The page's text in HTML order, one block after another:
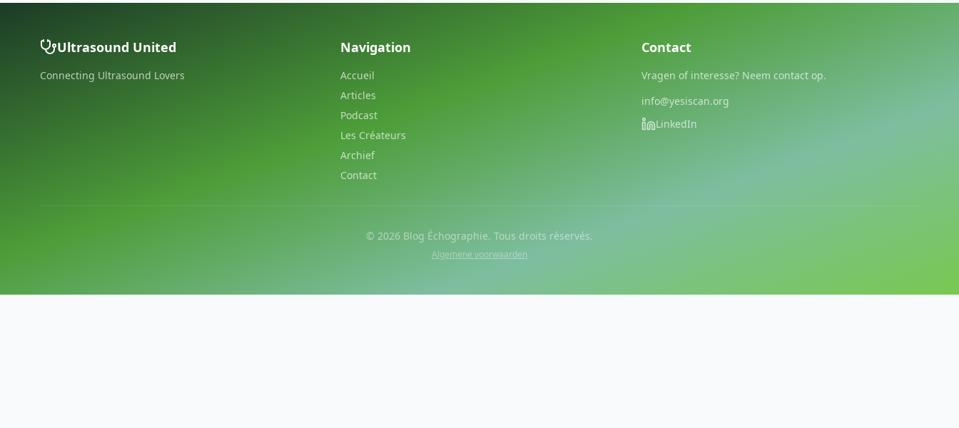
Ultrasound United
Connecting Ultrasound Lovers
Navigation
Accueil
Articles
Podcast
Les Créateurs
Archief
Contact
Contact
Vragen of interesse? Neem contact op.
info@yesiscan.org
LinkedIn
© 2026 Blog Échographie. Tous droits réservés.
Algemene voorwaarden